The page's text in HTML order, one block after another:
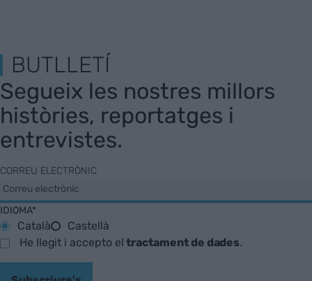
BUTLLETÍ
Segueix les nostres millors
històries, reportatges i
entrevistes.
CORREU ELECTRÒNIC
IDIOMA*
Català
Castellà
He llegit i accepto eltractament de dades.